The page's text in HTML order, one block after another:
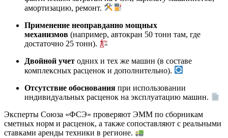
амортизацию, ремонт.
Применение неоправданно мощных
механизмов (например, автокран 50 тонн там, где
достаточно 25 тонн).
Двойной учет одних и тех же машин (в составе
комплексных расценок и дополнительно).
Отсутствие обоснования при использовании
индивидуальных расценок на эксплуатацию машин.
Эксперты Союза «ФСЭ» проверяют ЭММ по сборникам
сметных норм и расценок, а также сопоставляют с реальными
ставками аренды техники в регионе.